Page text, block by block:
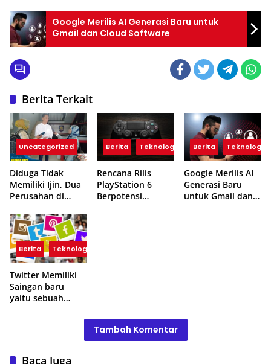
Google Merilis AI Generasi Baru untuk
Gmail dan Cloud Software
Berita Terkait
Uncategorized
Diduga Tidak
Memiliki Ijin, Dua
Perusahan di
Kertajati
Kabupaten
Majalengka
Ditutup
Pemerintah
Berita Teknologi
Rencana Rilis
PlayStation 6
Berpotensi
Berita Teknologi
Google Merilis AI
Generasi Baru
untuk Gmail dan
Berita Teknologi
Twitter Memiliki
Saingan baru
yaitu sebuah
Tambah Komentar
Baca Juga